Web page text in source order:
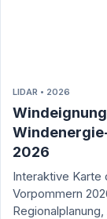
LIDAR • 2026
2026
Interaktive
Vorpommern